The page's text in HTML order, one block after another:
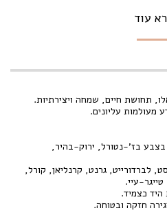
עוד
תחושת חיים, שמחה ויצירתיות.
מעולמות עליונים.
בצבע בז'-נטורל, ירוק-בהיר,
לברדורייט, גרנט, קרנליאן, קורל,
עיי.
כצמיד.
חזקה ובטוחה.